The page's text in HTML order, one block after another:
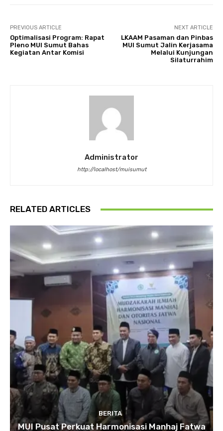
PREVIOUS ARTICLE
Optimalisasi Program: Rapat
Pleno MUI Sumut Bahas
Kegiatan Antar Komisi
NEXT ARTICLE
LKAAM Pasaman dan Pinbas
MUI Sumut Jalin Kerjasama
Melalui Kunjungan
Silaturrahim
Administrator
http://localhost/muisumut
RELATED ARTICLES
BERITA
MUI Pusat Perkuat Harmonisasi Manhaj Fatwa